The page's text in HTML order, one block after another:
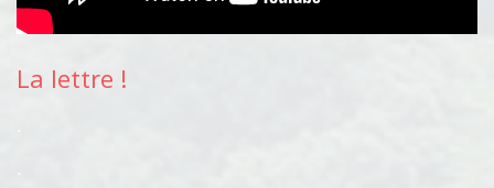
La lettre !
.